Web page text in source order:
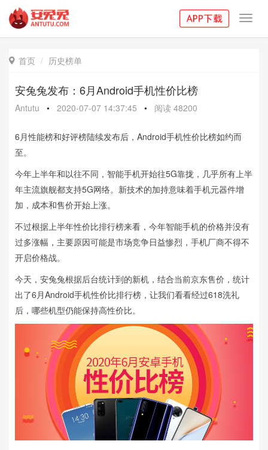
 首页 历史榜单
安兔兔发布：6月Android手机性价比榜
Antutu • 2020-07-07 14:37:45 • 阅读 48200
6月性能榜和好评榜陆续发布后，Android手机性价比榜如约而
至。
今年上半年和以往不同，智能手机开始往5G靠拢，几乎所有上半
年主流旗舰都支持5G网络。新技术的加持意味着手机元器件增
加，成本和售价开始上涨。
不过根据上半年性价比排行榜来看，今年智能手机的价格并没有
过多涨幅，主要原因可能是市场竞争日益惨烈，手机厂商不得不
开启价格战。
今天，安兔兔根据后台统计到的新机，结合当前京东售价，统计
出了6月Android手机性价比排行榜，让我们看看经过618洗礼
后，哪些机型仍能保持高性价比。